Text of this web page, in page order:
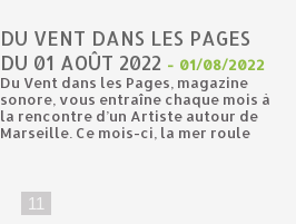
DU VENT DANS LES PAGES
DU 01 AOÛT 2022 - 01/08/2022
Du Vent dans les Pages, magazine
sonore, vous entraîne chaque mois à
la rencontre d’un Artiste autour de
Marseille. Ce mois-ci, la mer roule
11